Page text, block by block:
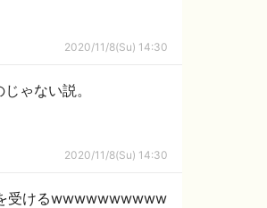
2020/11/8(Su) 14:30
ゃない説。
2020/11/8(Su) 14:30
受けるwwwwwwwwww